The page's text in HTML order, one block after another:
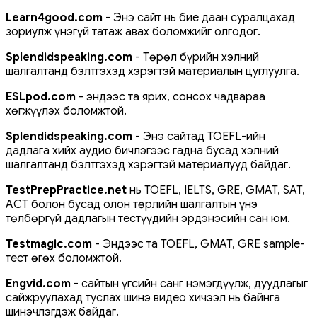
Learn4good.com - Энэ сайт нь бие даан суралцахад
зориулж үнэгүй татаж авах боломжийг олгодог.
Splendidspeaking.com - Төрөл бүрийн хэлний
шалгалтанд бэлтгэхэд хэрэгтэй материалын цуглуулга.
ESLpod.com - эндээс та ярих, сонсох чадвараа
хөгжүүлэх боломжтой.
Splendidspeaking.com - Энэ сайтад TOEFL-ийн
дадлага хийх аудио бичлэгээс гадна бусад хэлний
шалгалтанд бэлтгэхэд хэрэгтэй материалууд байдаг.
TestPrepPractice.net нь TOEFL, IELTS, GRE, GMAT, SAT,
ACT болон бусад олон төрлийн шалгалтын үнэ
төлбөргүй дадлагын тестүүдийн эрдэнэсийн сан юм.
Testmagic.com - Эндээс та TOEFL, GMAT, GRE sample-
тест өгөх боломжтой.
Engvid.com - сайтын үгсийн санг нэмэгдүүлж, дуудлагыг
сайжруулахад туслах шинэ видео хичээл нь байнга
шинэчлэгдэж байдаг.